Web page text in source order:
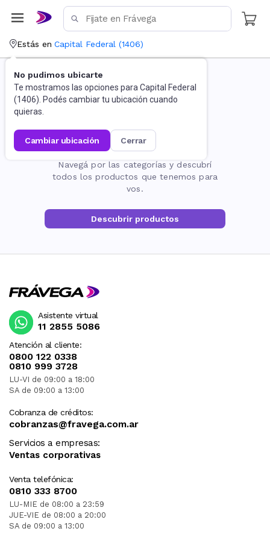
Estás en Capital Federal (1406)
No pudimos ubicarte
Te mostramos las opciones para Capital Federal
(1406). Podés cambiar tu ubicación cuando
quieras.
cambiar ubicación cerrar
La página no existe
Navegá por las categorías y descubrí
todos los productos que tenemos para
vos.
Descubrir productos
Atención al cliente:
0800 122 0338
0810 999 3728
LU-VI de 09:00 a 18:00
SA de 09:00 a 13:00
Cobranza de créditos:
cobranzas@fravega.com.ar
Servicios a empresas:
Ventas corporativas
Venta telefónica:
0810 333 8700
LU-MIE de 08:00 a 23:59
JUE-VIE de 08:00 a 20:00
SA de 09:00 a 13:00
Asistente virtual
11 2855 5086